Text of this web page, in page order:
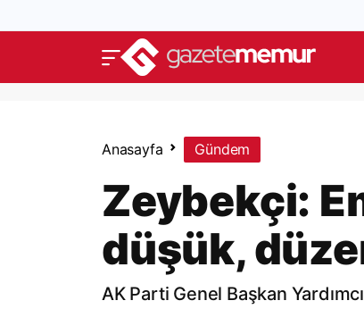
Anasayfa Gündem
Zeybekçi:
düşük,
AK Parti Genel Başkan